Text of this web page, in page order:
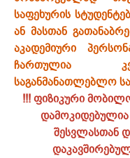
საფეხურის
ან მასთან
აკადემიური
ჩართულია
საგანმანათლებლო
!!! ფიზიკური
დამოკიდებულია
შესვლასთან